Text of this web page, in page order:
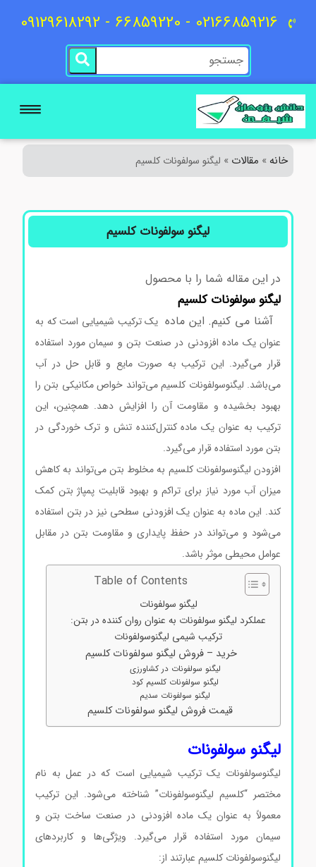
02166859216 - 66859220 - 09129618292
خانه»مقالات»لیگنو سولفونات کلسیم
لیگنو سولفونات کلسیم
در این مقاله شما را با محصول
لیگنو سولفونات کلسیم
آشنا می کنیم. این مادهیک ترکیب شیمیایی است که به
عنوان یک ماده افزودنی در صنعت بتن و سیمان مورد استفاده
قرار می‌گیرد. این ترکیب به صورت مایع و قابل حل در آب
می‌باشد. لیگنوسولفونات کلسیم می‌تواند خواص مکانیکی بتن را
بهبود بخشیده و مقاومت آن را افزایش دهد. همچنین، این
ترکیب به عنوان یک ماده کنترل‌کننده تنش و ترک خوردگی در
بتن مورد استفاده قرار می‌گیرد.
افزودن لیگنوسولفونات کلسیم به مخلوط بتن می‌تواند به کاهش
میزان آب مورد نیاز برای تراکم و بهبود قابلیت پمپاژ بتن کمک
کند. این ماده به عنوان یک افزودنی سطحی نیز در بتن استفاده
می‌شود و می‌تواند در حفظ پایداری و مقاومت بتن در مقابل
عوامل محیطی موثر باشد.لیگنو سولفونات کلسیم
Table of Contents
لیگنو سولفونات
عملکرد لیگنو سولفونات به عنوان روان کننده در بتن:
ترکیب شیمی لیگنوسولفونات
خرید – فروش لیگنو سولفونات کلسیم
لیگنو سولفونات در کشاورزی
لیگنو سولفونات کلسیم کود
لیگنو سولفونات سدیم
قیمت فروش لیگنو سولفونات کلسیم
لیگنو سولفونات
لیگنوسولفونات یک ترکیب شیمیایی است که در عمل به نام
مختصر “کلسیم لیگنوسولفونات” شناخته می‌شود. این ترکیب
معمولاً به عنوان یک ماده افزودنی در صنعت ساخت بتن و
سیمان مورد استفاده قرار می‌گیرد. ویژگی‌ها و کاربردهای
لیگنوسولفونات کلسیم عبارتند از: